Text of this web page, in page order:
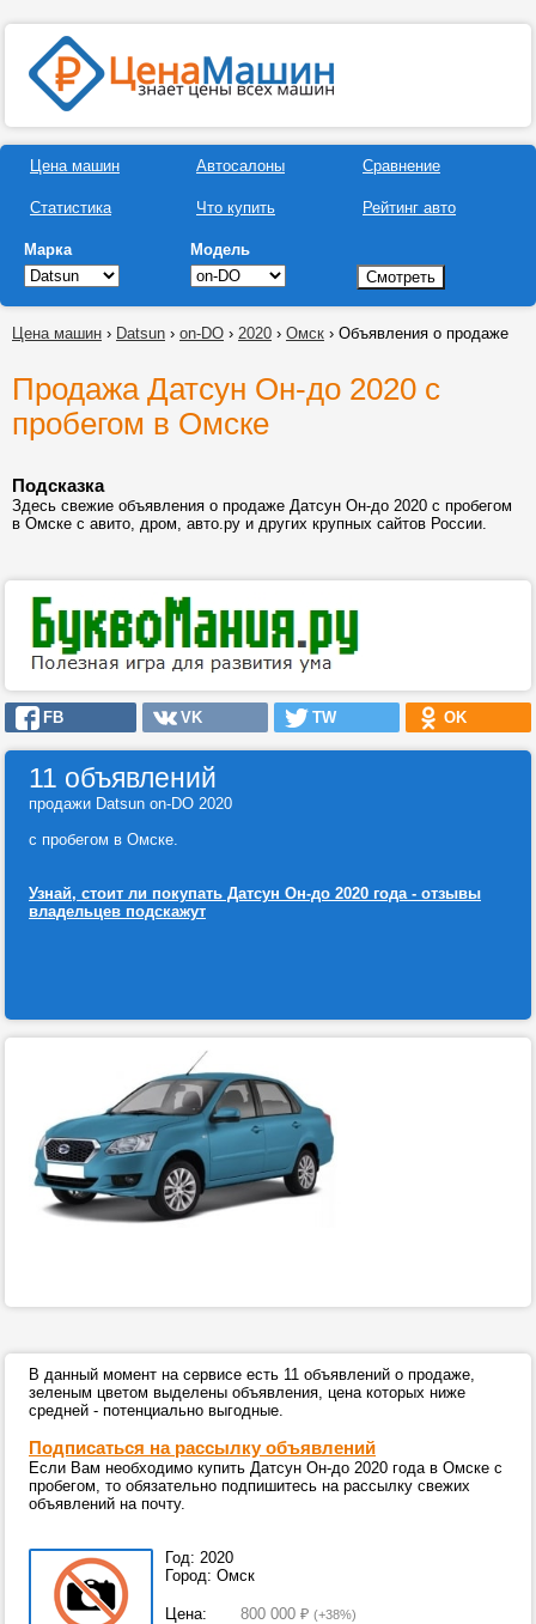
Цена машин
Статистика
Автосалоны
Что купить
Сравнение
Рейтинг авто
Марка Модель
Цена машин › Datsun › on-DO › 2020 › Омск › Объявления о продаже
Продажа Датсун Он-до 2020 с
пробегом в Омске
Подсказка
Здесь свежие объявления о продаже Датсун Он-до 2020 с пробегом
в Омске с авито, дром, авто.ру и других крупных сайтов России.
FB VK TW OK
11 объявлений
продажи Datsun on-DO 2020
с пробегом в Омске.
Узнай, стоит ли покупать Датсун Он-до 2020 года - отзывы
владельцев подскажут
В данный момент на сервисе есть 11 объявлений о продаже,
зеленым цветом выделены объявления, цена которых ниже
средней - потенциально выгодные.
Подписаться на рассылку объявлений
Если Вам необходимо купить Датсун Он-до 2020 года в Омске с
пробегом, то обязательно подпишитесь на рассылку свежих
объявлений на почту.
Год: 2020
Город: Омск
Цена: 800 000 ₽ (+38%)